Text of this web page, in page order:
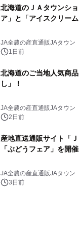
北海道のＪＡタウンシ
ア」と「アイスクリー
JA全農の産直通販JAタウン
1日前
北海道のご当地人気商
し」！
JA全農の産直通販JAタウン
2日前
産地直送通販サイト「
「ぶどうフェア」を開催
JA全農の産直通販JAタウン
3日前